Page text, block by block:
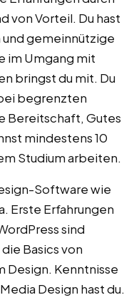
von Vorteil. Du hast
und gemeinnützige
im Umgang mit
bringst du mit. Du
begrenzten
Bereitschaft, Gutes
mindestens 10
Studium arbeiten.
Software wie
Erste Erfahrungen
sind
Basics von
Design. Kenntnisse
Design hast du.